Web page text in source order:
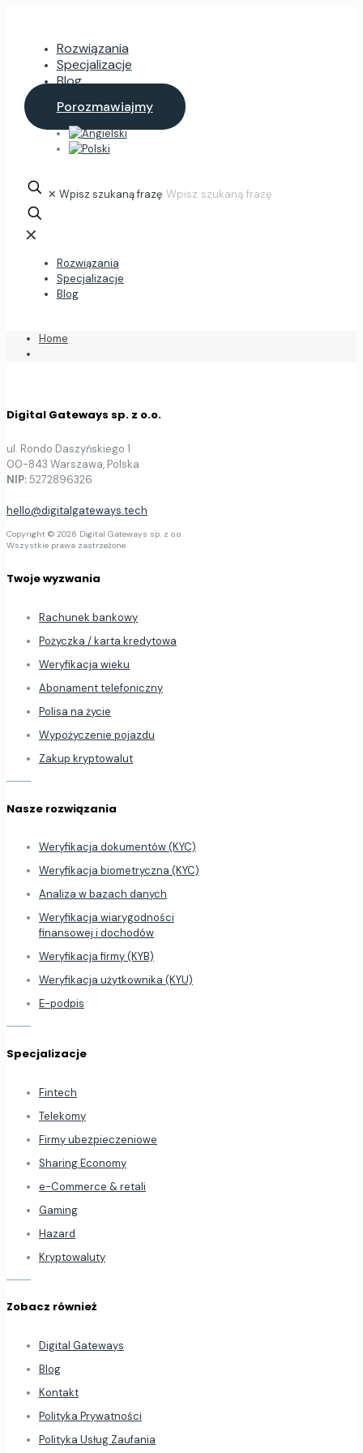
Rozwiązania
Specjalizacje
Blog
Porozmawiajmy
✕ Wpisz szukaną frazę
✕
Rozwiązania
Specjalizacje
Blog
Home
Digital Gateways sp. z o.o.
ul. Rondo Daszyńskiego 1
00-843 Warszawa, Polska
NIP:5272896326
hello@digitalgateways.tech
Copyright © 2026 Digital Gateways sp. z o.o.
Wszystkie prawa zastrzeżone.
Twoje wyzwania
Rachunek bankowy
Pożyczka / karta kredytowa
Weryfikacja wieku
Abonament telefoniczny
Polisa na życie
Wypożyczenie pojazdu
Zakup kryptowalut
Nasze rozwiązania
Weryfikacja dokumentów (KYC)
Weryfikacja biometryczna (KYC)
Analiza w bazach danych
Weryfikacja wiarygodności
finansowej i dochodów
Weryfikacja firmy (KYB)
Weryfikacja użytkownika (KYU)
E-podpis
Specjalizacje
Fintech
Telekomy
Firmy ubezpieczeniowe
Sharing Economy
e-Commerce & retali
Gaming
Hazard
Kryptowaluty
Zobacz również
Digital Gateways
Blog
Kontakt
Polityka Prywatności
Polityka Usług Zaufania